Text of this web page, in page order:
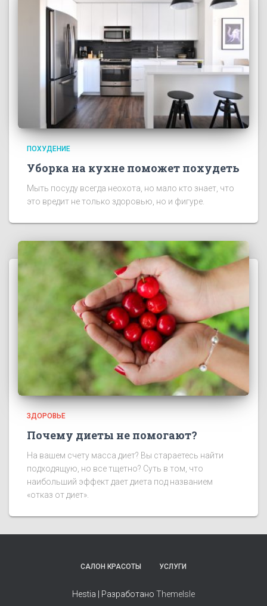
ПОХУДЕНИЕ
Уборка на кухне поможет похудеть
Мыть посуду всегда неохота, но мало кто знает, что
это вредит не только здоровью, но и фигуре.
ЗДОРОВЬЕ
Почему диеты не помогают?
На вашем счету масса диет? Вы стараетесь найти
подходящую, но все тщетно? Суть в том, что
наибольший эффект дает диета под названием
«отказ от диет».
САЛОН КРАСОТЫ УСЛУГИ
Hestia | Разработано ThemeIsle